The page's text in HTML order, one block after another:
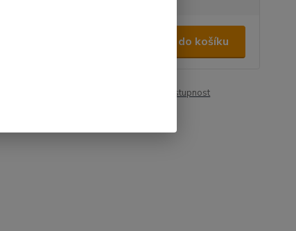
Přidat do košíku
Hlídat cenu / dostupnost